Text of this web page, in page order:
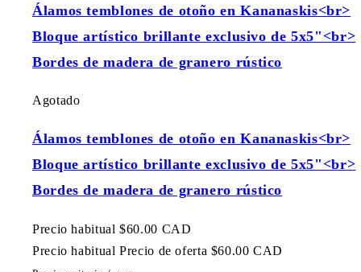
Álamos temblones de otoño en Kananaskis<br>
Bloque artístico brillante exclusivo de 5x5"<br>
Bordes de madera de granero rústico
Agotado
Álamos temblones de otoño en Kananaskis<br>
Bloque artístico brillante exclusivo de 5x5"<br>
Bordes de madera de granero rústico
Precio habitual $60.00 CAD
Precio habitual Precio de oferta $60.00 CAD